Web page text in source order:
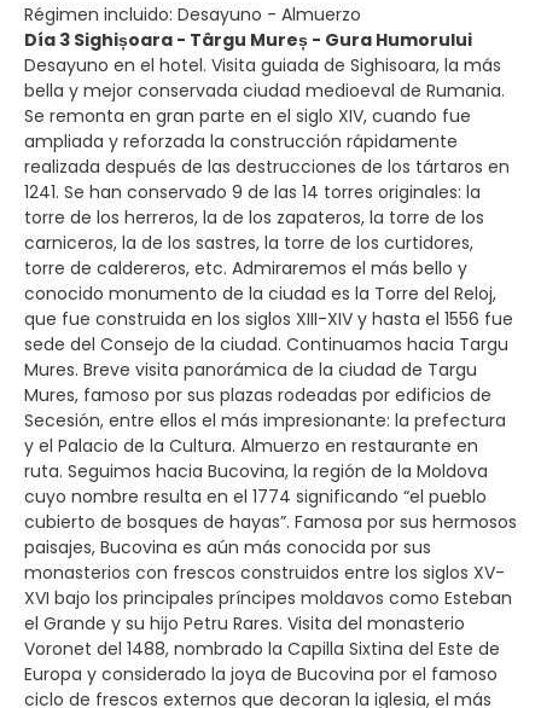
Régimen incluido: Desayuno - Almuerzo
Día 3 Sighișoara - Târgu Mureș - Gura Humorului
Desayuno en el hotel. Visita guiada de Sighisoara, la más
bella y mejor conservada ciudad medioeval de Rumania.
Se remonta en gran parte en el siglo XIV, cuando fue
ampliada y reforzada la construcción rápidamente
realizada después de las destrucciones de los tártaros en
1241. Se han conservado 9 de las 14 torres originales: la
torre de los herreros, la de los zapateros, la torre de los
carniceros, la de los sastres, la torre de los curtidores,
torre de caldereros, etc. Admiraremos el más bello y
conocido monumento de la ciudad es la Torre del Reloj,
que fue construida en los siglos XIII-XIV y hasta el 1556 fue
sede del Consejo de la ciudad. Continuamos hacia Targu
Mures. Breve visita panorámica de la ciudad de Targu
Mures, famoso por sus plazas rodeadas por edificios de
Secesión, entre ellos el más impresionante: la prefectura
y el Palacio de la Cultura. Almuerzo en restaurante en
ruta. Seguimos hacia Bucovina, la región de la Moldova
cuyo nombre resulta en el 1774 significando “el pueblo
cubierto de bosques de hayas”. Famosa por sus hermosos
paisajes, Bucovina es aún más conocida por sus
monasterios con frescos construidos entre los siglos XV-
XVI bajo los principales príncipes moldavos como Esteban
el Grande y su hijo Petru Rares. Visita del monasterio
Voronet del 1488, nombrado la Capilla Sixtina del Este de
Europa y considerado la joya de Bucovina por el famoso
ciclo de frescos externos que decoran la iglesia, el más